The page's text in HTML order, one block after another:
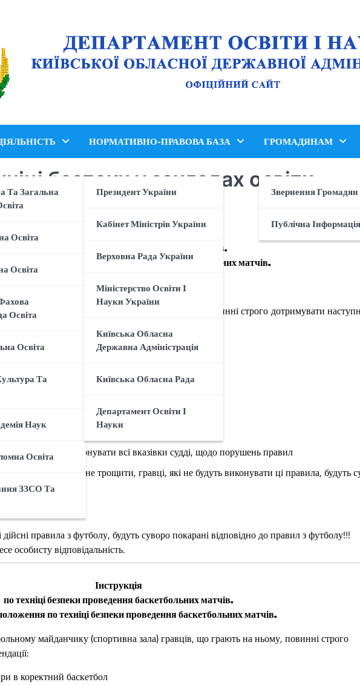
Та Загальна
Освіта
Освіта
Освіта
Освіта
Та
Наук
Освіта
ЗЗСО Та
НОРМАТИВНО-ПРАВОВА БАЗА
Президент України
Кабінет Міністрів України
Верховна Рада України
Міністерство Освіти І
Науки України
Київська Обласна
Державна Адміністрація
Київська Обласна Рада
Департамент Освіти І
Науки
ГРОМАДЯНАМ
Звернення Громадян
Публічна Інформація
безпеки у закладах освіти
по техніці безпеки проведення футбольних матчів.
положення по техніці безпеки проведення футбольних матчів.
майданчику гравців, що грають на ньому, повинні строго дотримувати
в коректний футбол
гравця-супротивника
в спину позаду
привести до травм
футболу, та виконувати всі вказівки судді, щодо порушень правил
берегти в цілості, не трощити, гравці, які не будуть виконувати ці правила, будуть
правила з футболу, будуть суворо покарані відповідно до правил з футболу!!!
особисту відповідальність.
Інструкція
по техніці безпеки проведення баскетбольних матчів.
по техніці безпеки проведення баскетбольних матчів.
майданчику (спортивна зала) гравців, що грають на ньому, повинні строго
в коректний баскетбол